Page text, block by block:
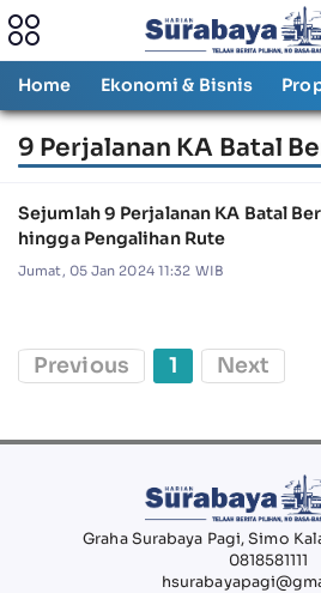
Home Ekonomi & Bisnis
9 Perjalanan KA Batal
Sejumlah 9 Perjalanan KA Batal
hingga Pengalihan Rute
Jumat, 05 Jan 2024 11:32 WIB
Previous 1 Next
Graha Surabaya Pagi, Simo
0818581111